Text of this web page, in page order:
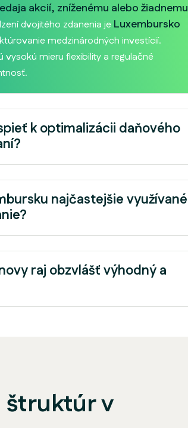
akcií, zníženému alebo žiadnemu
dvojitého zdanenia je Luxembursko
medzinárodných investícií.
vysokú mieru flexibility a regulačné
k optimalizácii daňového
najčastejšie využívané
raj obzvlášť výhodný a
štruktúr v